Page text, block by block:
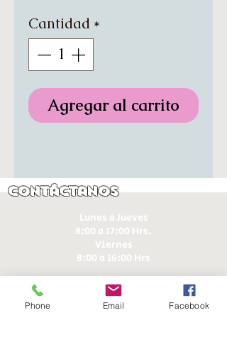
Cantidad *
Agregar al carrito
Contáctanos
Lunes a Jueves
8:00 a 17:00 Hrs.
Viernes
8:00 a 16:00 Hrs​
Sábados
9:00 a 16:30 Hrs
Domingos
Phone Email Facebook